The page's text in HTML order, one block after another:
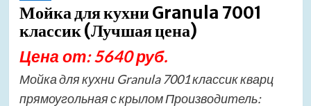
Мойка для кухни Granula 7001
классик (Лучшая цена)
Цена от: 5640 руб.
Мойка для кухни Granula 7001 классик кварц
прямоугольная с крылом Производитель: